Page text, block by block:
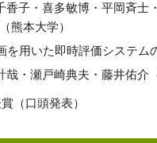
香子・喜多敏博・平岡斉士
熊本大学）
を用いた即時評価システム
哉・瀬戸崎典夫・藤井佑介
（口頭発表）